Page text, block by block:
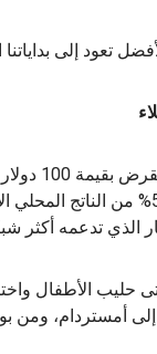
تعود إلى
الطرود الرائدة، حيث ننقل
الذي تدعمه أكثر
حليب الأطفال
إلى أمستردام،